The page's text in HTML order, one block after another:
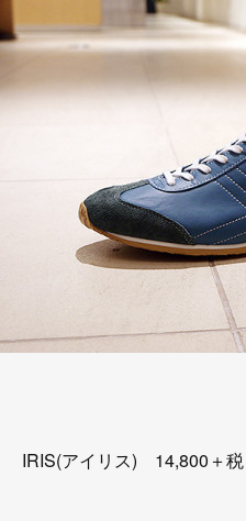
IRIS(アイリス) 14,800＋